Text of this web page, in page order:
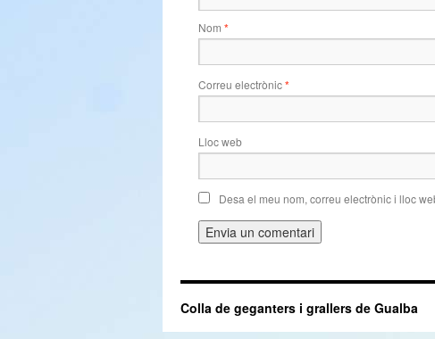
Nom *
Correu electrònic*
Lloc web
Desa el meu nom, correu electrònic i lloc
Colla de geganters i grallers de Gualba